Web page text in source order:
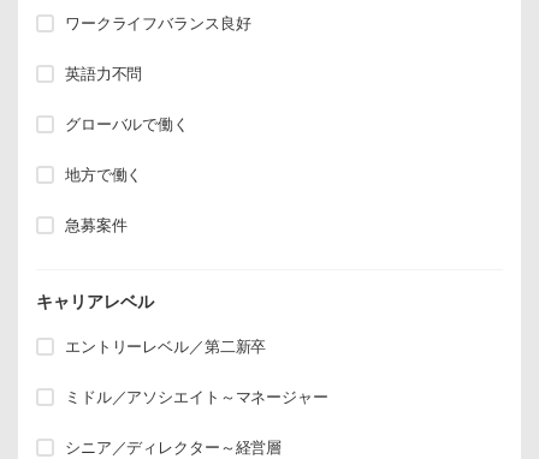
ワークライフバランス良好
英語力不問
グローバルで働く
地方で働く
急募案件
キャリアレベル
エントリーレベル／第二新卒
ミドル／アソシエイト～マネージャー
シニア／ディレクター～経営層